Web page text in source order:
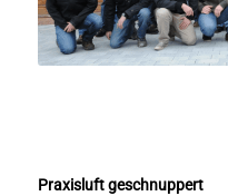
Praxisluft geschnuppert